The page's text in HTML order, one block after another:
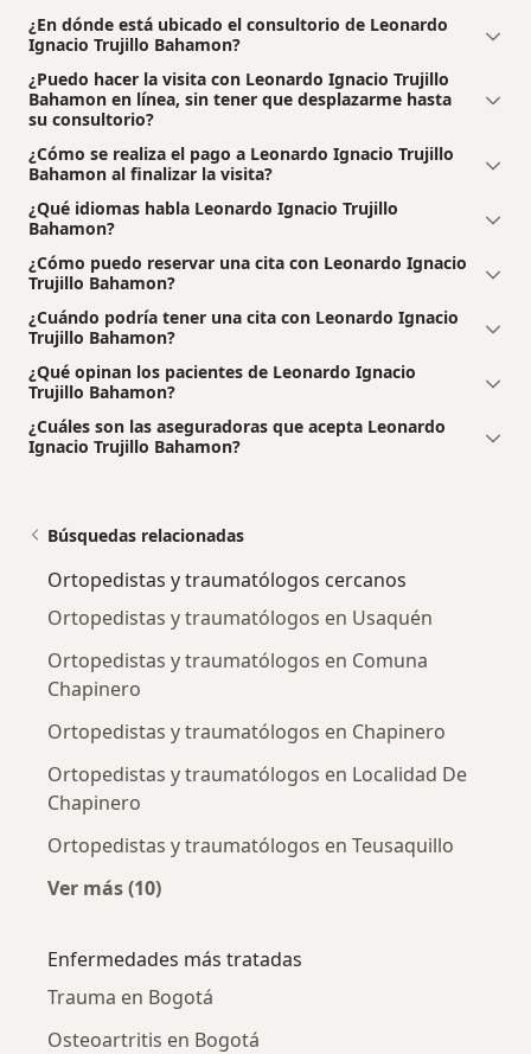
¿En dónde está ubicado el consultorio de Leonardo
Ignacio Trujillo Bahamon?
¿Puedo hacer la visita con Leonardo Ignacio Trujillo
Bahamon en línea, sin tener que desplazarme hasta
su consultorio?
¿Cómo se realiza el pago a Leonardo Ignacio Trujillo
Bahamon al finalizar la visita?
¿Qué idiomas habla Leonardo Ignacio Trujillo
Bahamon?
¿Cómo puedo reservar una cita con Leonardo Ignacio
Trujillo Bahamon?
¿Cuándo podría tener una cita con Leonardo Ignacio
Trujillo Bahamon?
¿Qué opinan los pacientes de Leonardo Ignacio
Trujillo Bahamon?
¿Cuáles son las aseguradoras que acepta Leonardo
Ignacio Trujillo Bahamon?
Búsquedas relacionadas
Ortopedistas y traumatólogos cercanos
Ortopedistas y traumatólogos en Usaquén
Ortopedistas y traumatólogos en Comuna
Chapinero
Ortopedistas y traumatólogos en Chapinero
Ortopedistas y traumatólogos en Localidad De
Chapinero
Ortopedistas y traumatólogos en Teusaquillo
Ver más (10)
Enfermedades más tratadas
Trauma en Bogotá
Osteoartritis en Bogotá